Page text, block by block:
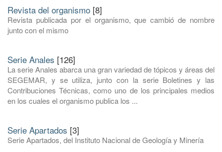
Revista del organismo [8]
Revista publicada por el organismo, que cambió de nombre
junto con el mismo
Serie Anales [126]
La serie Anales abarca una gran variedad de tópicos y áreas del
SEGEMAR, y se utiliza, junto con la serie Boletines y las
Contribuciones Técnicas, como uno de los principales medios
en los cuales el organismo publica los ...
Serie Apartados [3]
Serie Apartados, del Instituto Nacional de Geología y Minería